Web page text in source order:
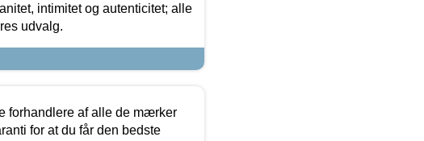
intimitet og autenticitet; alle
udvalg.
forhandlere af alle de mærker
for at du får den bedste